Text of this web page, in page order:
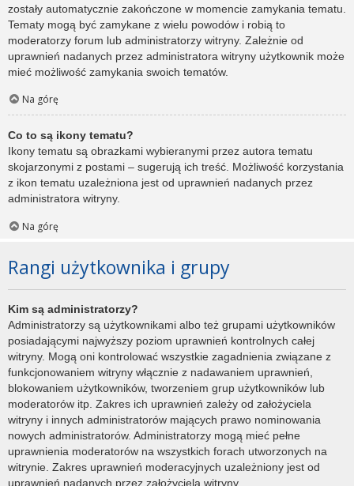
zostały automatycznie zakończone w momencie zamykania tematu.
Tematy mogą być zamykane z wielu powodów i robią to
moderatorzy forum lub administratorzy witryny. Zależnie od
uprawnień nadanych przez administratora witryny użytkownik może
mieć możliwość zamykania swoich tematów.
Na górę
Co to są ikony tematu?
Ikony tematu są obrazkami wybieranymi przez autora tematu
skojarzonymi z postami – sugerują ich treść. Możliwość korzystania
z ikon tematu uzależniona jest od uprawnień nadanych przez
administratora witryny.
Na górę
Rangi użytkownika i grupy
Kim są administratorzy?
Administratorzy są użytkownikami albo też grupami użytkowników
posiadającymi najwyższy poziom uprawnień kontrolnych całej
witryny. Mogą oni kontrolować wszystkie zagadnienia związane z
funkcjonowaniem witryny włącznie z nadawaniem uprawnień,
blokowaniem użytkowników, tworzeniem grup użytkowników lub
moderatorów itp. Zakres ich uprawnień zależy od założyciela
witryny i innych administratorów mających prawo nominowania
nowych administratorów. Administratorzy mogą mieć pełne
uprawnienia moderatorów na wszystkich forach utworzonych na
witrynie. Zakres uprawnień moderacyjnych uzależniony jest od
uprawnień nadanych przez założyciela witryny.